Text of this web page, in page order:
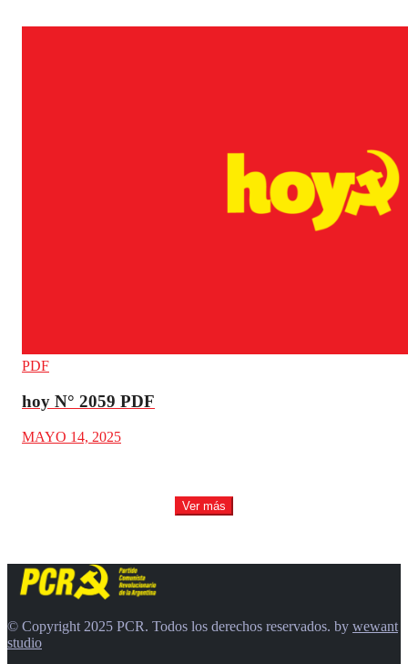
PDF
hoy N° 2059 PDF
MAYO 14, 2025
Ver más
© Copyright 2025 PCR. Todos los derechos reservados. by wewant
studio